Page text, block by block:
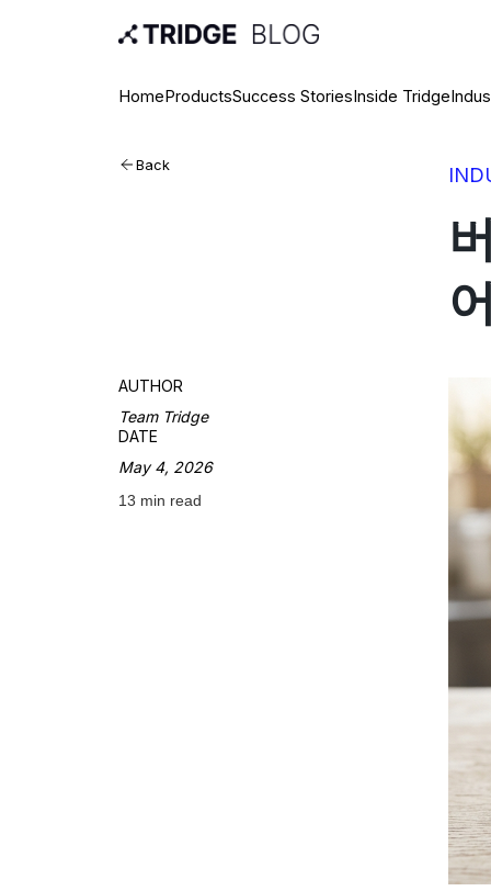
HomeProductsSuccess StoriesInside Tridge
Back
AUTHOR
Team Tridge
DATE
May 4, 2026
13 min read